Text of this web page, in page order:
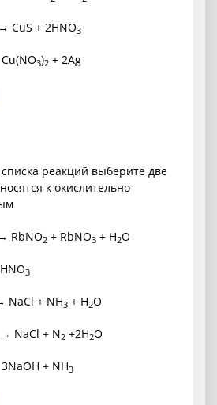
CuS + 2HNO3
3)2 + 2Ag
реакций выберите две
к окислительно-
RbNO2 + RbNO3 + H2O
3
NaCl + NH3 + H2O
→ NaCl + N2 +2H2O
+ NH3